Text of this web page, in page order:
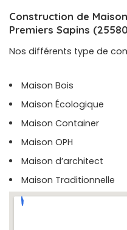
Construction de
Premiers Sapins
Nos différents type de
Maison Bois
Maison Écologique
Maison Container
Maison OPH
Maison d’architect
Maison Traditionnelle